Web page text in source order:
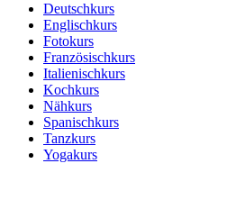
Deutschkurs
Englischkurs
Fotokurs
Französischkurs
Italienischkurs
Kochkurs
Nähkurs
Spanischkurs
Tanzkurs
Yogakurs